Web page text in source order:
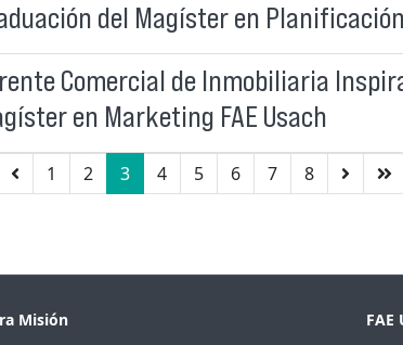
del Magíster en
Comercial de Inmobiliaria
en Marketing FAE Usach
1 2 3 4 5 6 7 8
Misión FAE